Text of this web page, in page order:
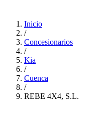
Inicio
/
Concesionarios
/
Kia
/
Cuenca
/
REBE 4X4, S.L.